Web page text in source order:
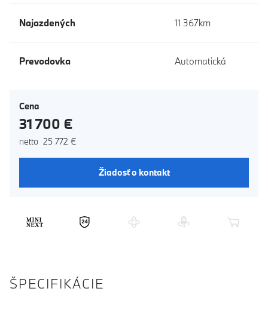
Najazdených 11 367km
Prevodovka Automatická
Cena
31 700 €
netto 25 772 €
Žiadosť o kontakt
ŠPECIFIKÁCIE